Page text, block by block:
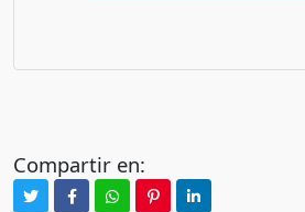
Compartir en: